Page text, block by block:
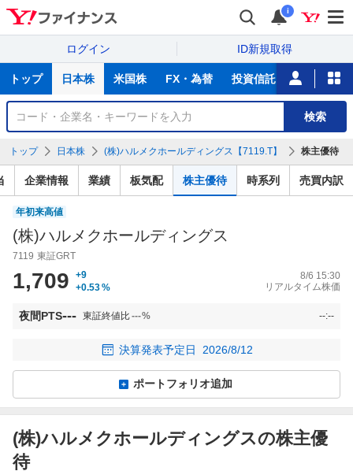
i
ログイン ID新規取得
サ
トップ 日本株 米国株 FX・為替 投資信託 ニュース
銘
検
検索
トップ 日本株 (株)ハルメクホールディングス【7119.T】 株主優待
企業情報 業績 板気配 株主優待 時系列 売買内訳
年初来高値
(株)ハルメクホールディングス
7119 東証GRT
1,709
+9
+0.53%
8/6 15:30
リアルタイム株価
夜間PTS--- 東証終値比---% --:--
決算発表予定日 2026/8/12
ポートフォリオ追加
(株)ハルメクホールディングスの株主優
待